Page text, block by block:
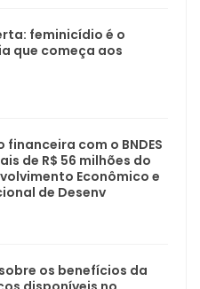
feminicídio é o
que começa aos
com o BNDES
de R$ 56 milhões do
Econômico e
de Desenv
os benefícios da